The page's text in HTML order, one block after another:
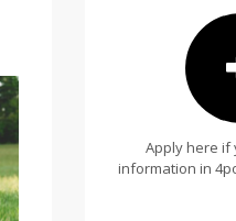
Apply here if
information in